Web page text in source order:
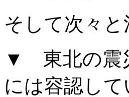
そして次々
▼ 東北の震
には容認して